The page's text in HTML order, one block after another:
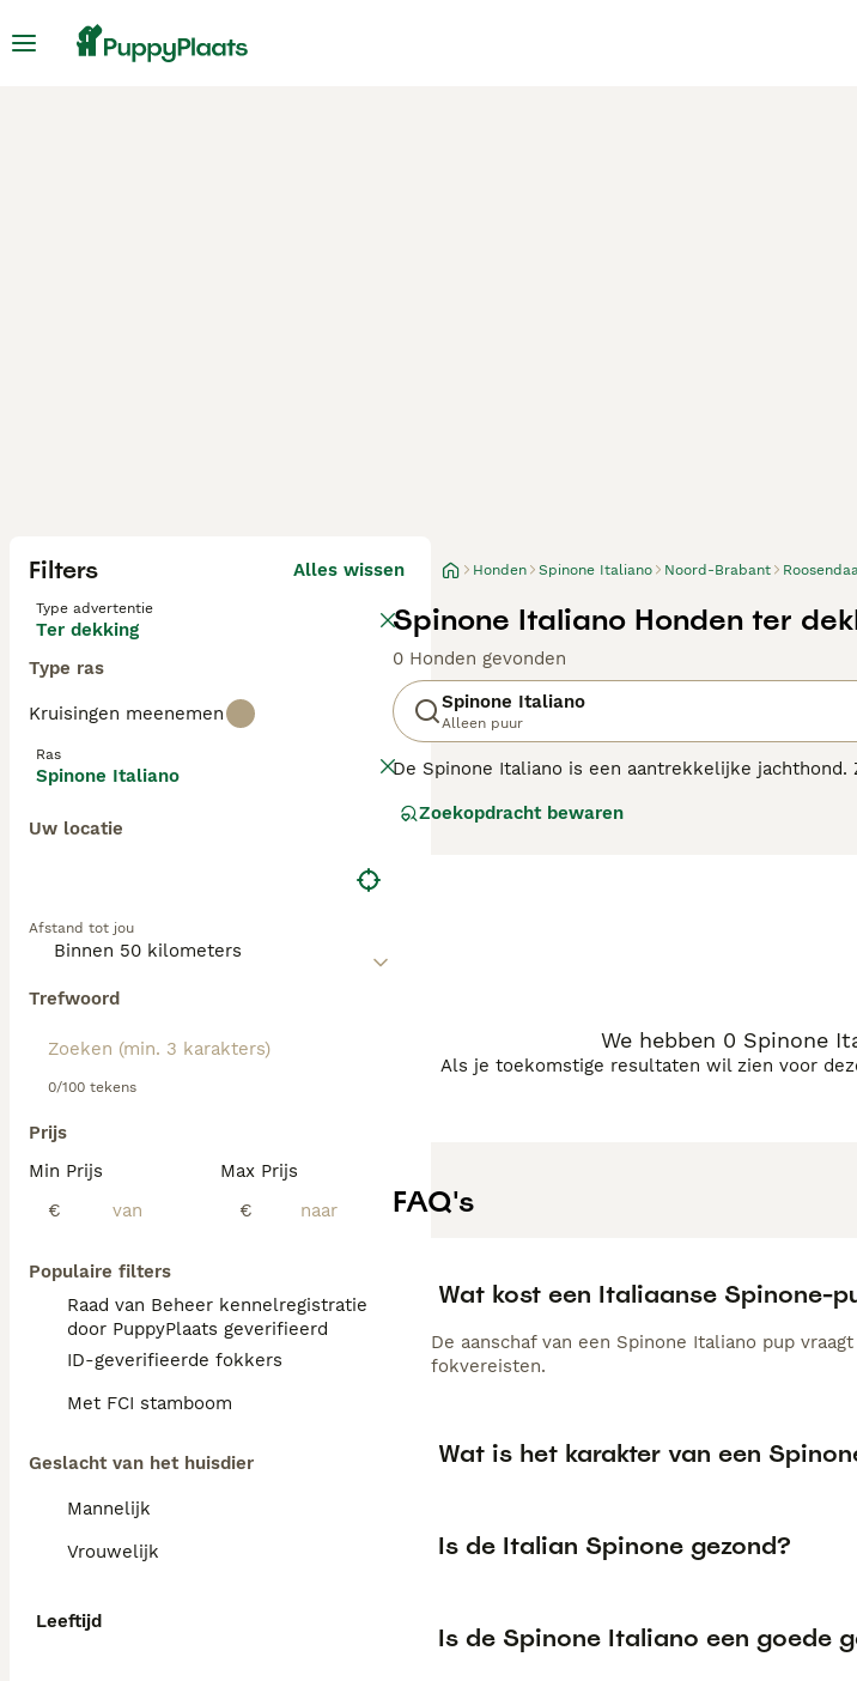
Filters Alles wissen
Type advertentie
Ter dekking
Type ras
Kruisingen meenemen
Ras
Spinone Italiano
Uw locatie
Afstand tot jou
Trefwoord
0/100 tekens
Prijs
Min Prijs
€
Max Prijs
€
Populaire filters
Raad van Beheer kennelregistratie
door PuppyPlaats geverifieerd
ID-geverifieerde fokkers
Met FCI stamboom
Geslacht van het huisdier
Mannelijk
Vrouwelijk
Leeftijd
Honden Spinone Italiano Noord-Brabant
Spinone Italiano Honden ter
0 Honden gevonden
Spinone Italiano
Alleen puur
De Spinone Italiano is een aantrekkelijke
zijn. Ze hebben een zeer kenmerkend uiterlijk door
Zoekopdracht bewaren
We hebben 0 Spinone
Als je toekomstige resultaten wil zien voor
FAQ's
Wat kost een Italiaanse Spinone-
De aanschaf van een Spinone Italiano pup
fokvereisten.
Wat is het karakter van een
Is de Italian Spinone gezond?
Is de Spinone Italiano een goede